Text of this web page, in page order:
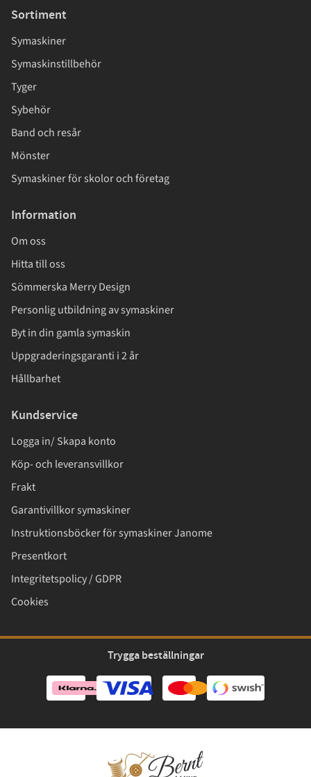
Sortiment
Symaskiner
Symaskinstillbehör
Tyger
Sybehör
Band och resår
Mönster
Symaskiner för skolor och företag
Information
Om oss
Hitta till oss
Sömmerska Merry Design
Personlig utbildning av symaskiner
Byt in din gamla symaskin
Uppgraderingsgaranti i 2 år
Hållbarhet
Kundservice
Logga in/ Skapa konto
Köp- och leveransvillkor
Frakt
Garantivillkor symaskiner
Instruktionsböcker för symaskiner Janome
Presentkort
Integritetspolicy / GDPR
Cookies
Trygga beställningar